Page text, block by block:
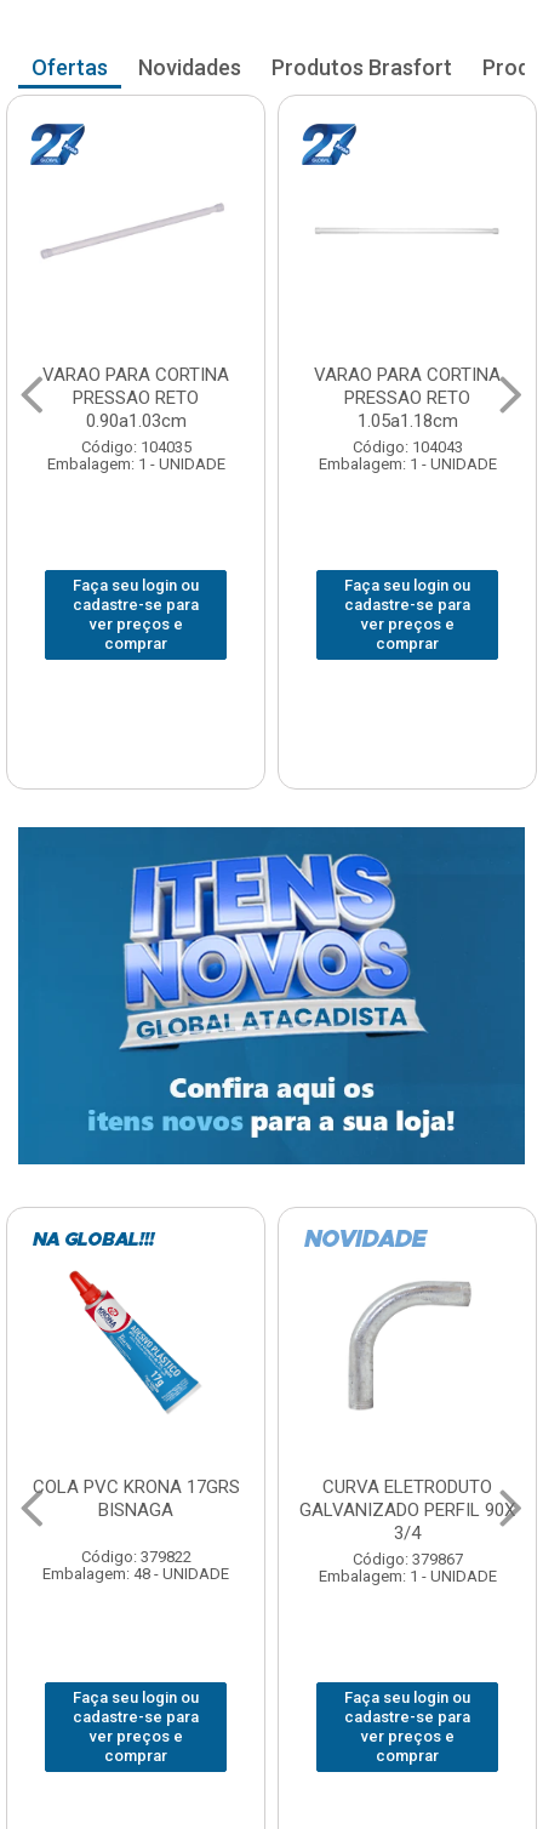
Ofertas Novidades Produtos Brasfort
VARAO PARA CORTINA
PRESSAO RETO
0.90a1.03cm
Código: 104035
Embalagem: 1 - UNIDADE
Faça seu login ou
cadastre-se para
ver preços e
comprar
VARAO PARA CORTINA
PRESSAO RETO
1.05a1.18cm
Código: 104043
Embalagem: 1 - UNIDADE
Faça seu login ou
cadastre-se para
ver preços e
comprar
COLA PVC KRONA 17GRS
BISNAGA
Código: 379822
Embalagem: 48 - UNIDADE
Faça seu login ou
cadastre-se para
ver preços e
comprar
CURVA ELETRODUTO
GALVANIZADO PERFIL 90X
3/4
Código: 379867
Embalagem: 1 - UNIDADE
Faça seu login ou
cadastre-se para
ver preços e
comprar